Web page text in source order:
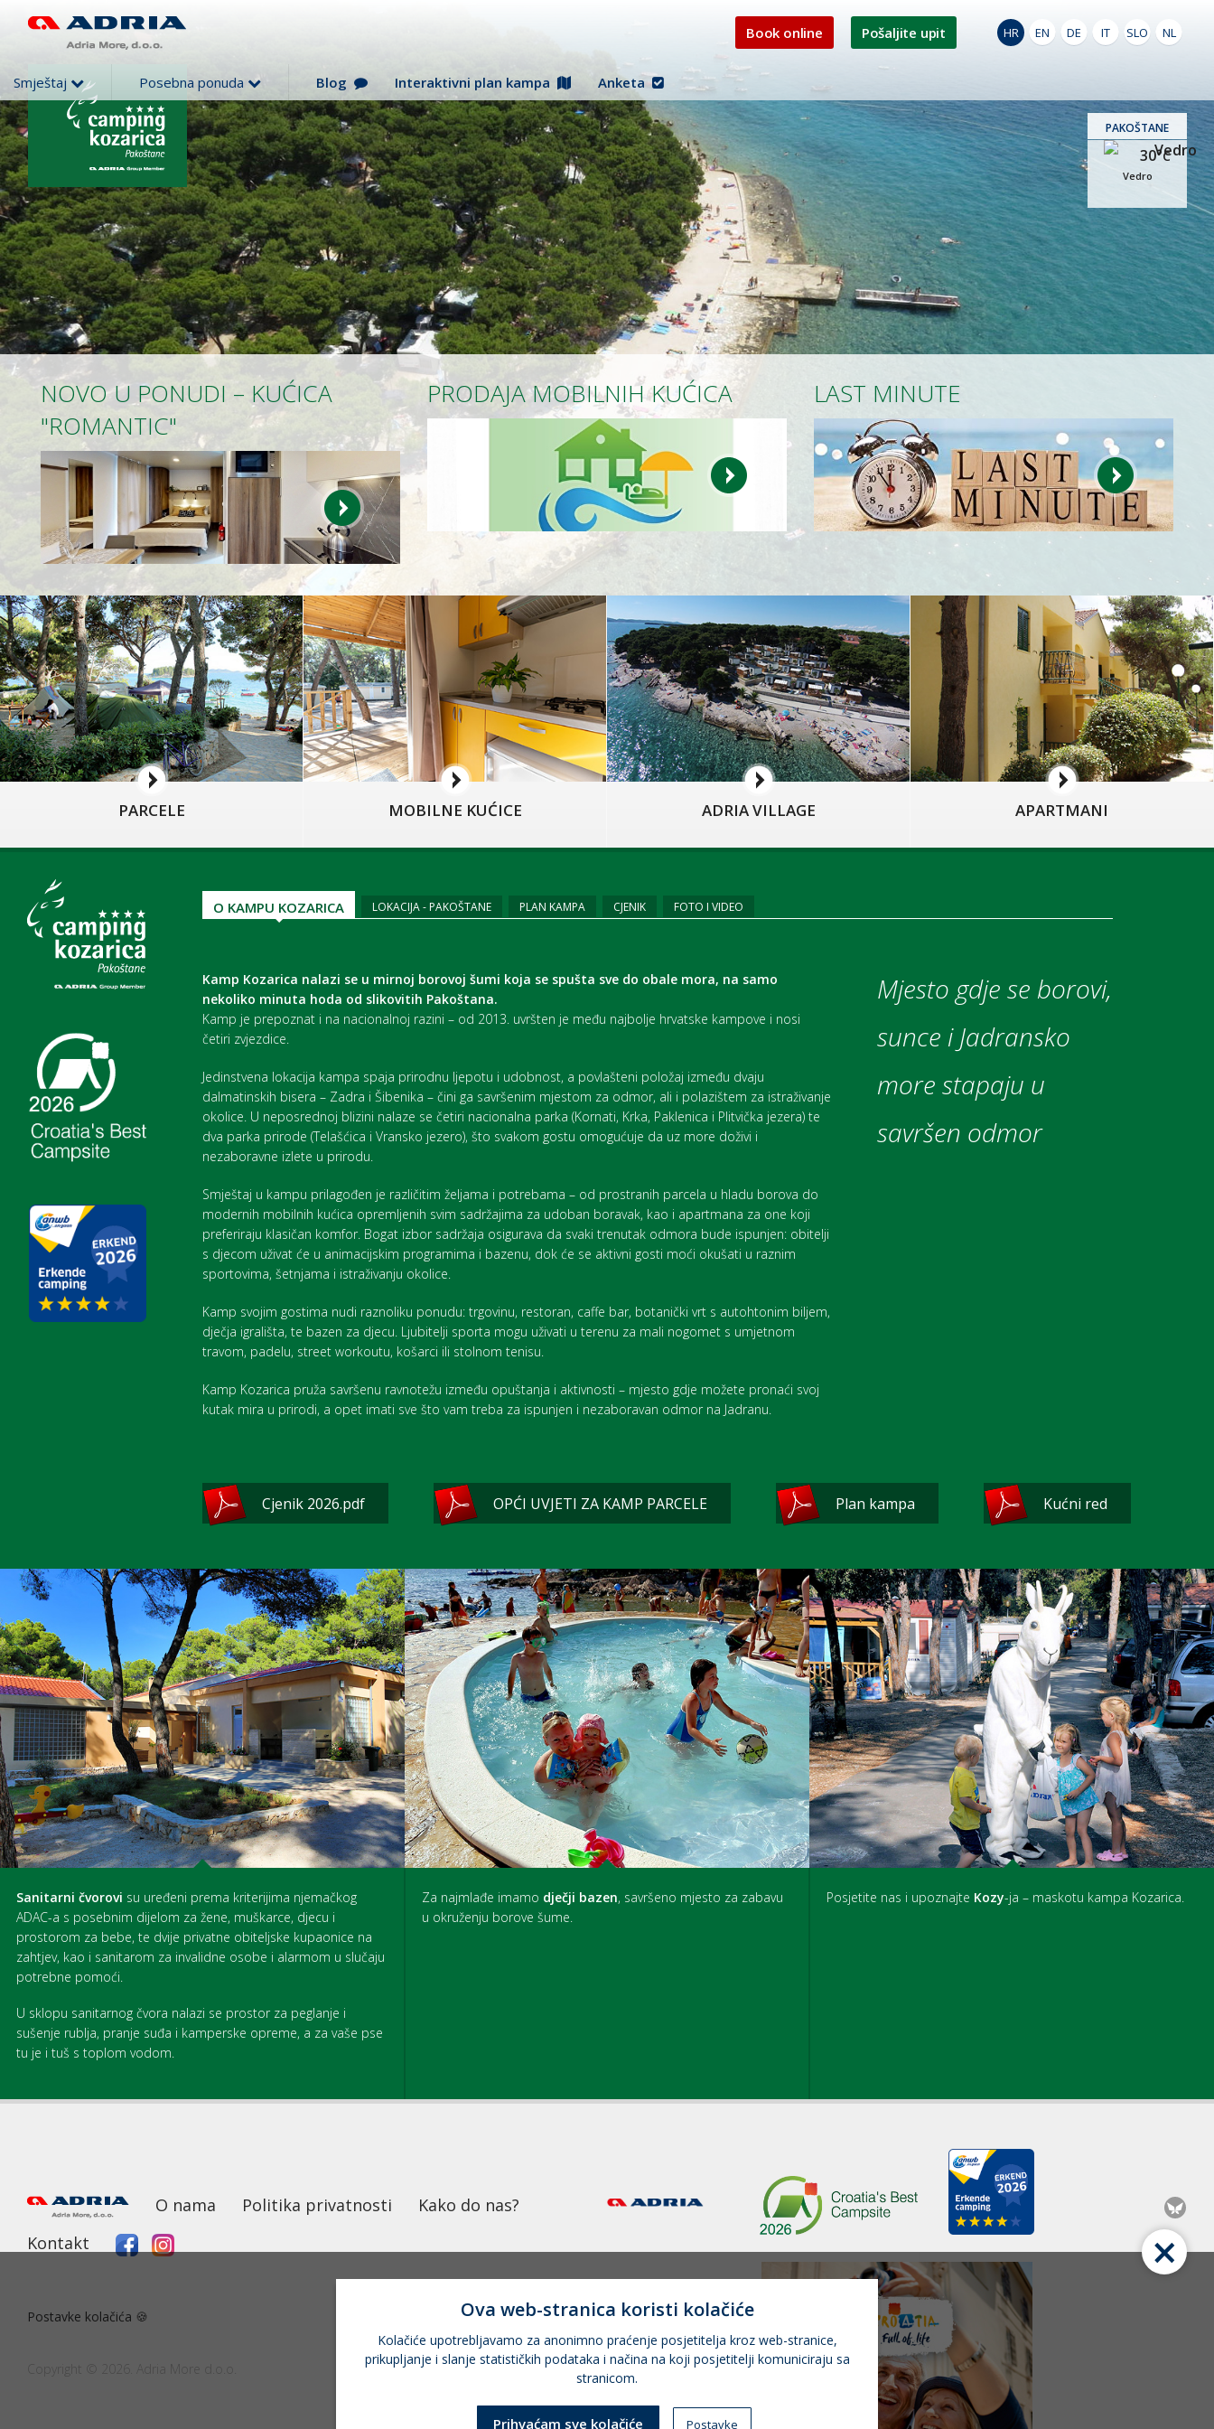
HR EN DE IT SLO NL
Book online Pošaljite upit
Smještaj Posebna ponuda Blog Interaktivni plan kampa Anketa
PAKOŠTANE
30°C
Vedro
NOVO U PONUDI – KUĆICA
"ROMANTIC"
PRODAJA MOBILNIH KUĆICA LAST MINUTE
PARCELE MOBILNE KUĆICE ADRIA VILLAGE APARTMANI
O KAMPU KOZARICA LOKACIJA - PAKOŠTANE PLAN KAMPA CJENIK FOTO I VIDEO
Kamp Kozarica nalazi se u mirnoj borovoj šumi koja se spušta sve do obale mora, na samo
nekoliko minuta hoda od slikovitih Pakoštana.
Kamp je prepoznat i na nacionalnoj razini – od 2013. uvršten je među najbolje hrvatske kampove i nosi
četiri zvjezdice.
Jedinstvena lokacija kampa spaja prirodnu ljepotu i udobnost, a povlašteni položaj između dvaju
dalmatinskih bisera – Zadra i Šibenika – čini ga savršenim mjestom za odmor, ali i polazištem za istraživanje
okolice. U neposrednoj blizini nalaze se četiri nacionalna parka (Kornati, Krka, Paklenica i Plitvička jezera) te
dva parka prirode (Telašćica i Vransko jezero), što svakom gostu omogućuje da uz more doživi i
nezaboravne izlete u prirodu.
Smještaj u kampu prilagođen je različitim željama i potrebama – od prostranih parcela u hladu borova do
modernih mobilnih kućica opremljenih svim sadržajima za udoban boravak, kao i apartmana za one koji
preferiraju klasičan komfor. Bogat izbor sadržaja osigurava da svaki trenutak odmora bude ispunjen: obitelji
s djecom uživat će u animacijskim programima i bazenu, dok će se aktivni gosti moći okušati u raznim
sportovima, šetnjama i istraživanju okolice.
Kamp svojim gostima nudi raznoliku ponudu: trgovinu, restoran, caffe bar, botanički vrt s autohtonim biljem,
dječja igrališta, te bazen za djecu. Ljubitelji sporta mogu uživati u terenu za mali nogomet s umjetnom
travom, padelu, street workoutu, košarci ili stolnom tenisu.
Kamp Kozarica pruža savršenu ravnotežu između opuštanja i aktivnosti – mjesto gdje možete pronaći svoj
kutak mira u prirodi, a opet imati sve što vam treba za ispunjen i nezaboravan odmor na Jadranu.
Mjesto gdje se borovi,
sunce i Jadransko
more stapaju u
savršen odmor
Cjenik 2026.pdf OPĆI UVJETI ZA KAMP PARCELE Plan kampa Kućni red
Sanitarni čvorovi su uređeni prema kriterijima njemačkog
ADAC-a s posebnim dijelom za žene, muškarce, djecu i
prostorom za bebe, te dvije privatne obiteljske kupaonice na
zahtjev, kao i sanitarom za invalidne osobe i alarmom u slučaju
potrebne pomoći.
U sklopu sanitarnog čvora nalazi se prostor za peglanje i
sušenje rublja, pranje suđa i kamperske opreme, a za vaše pse
tu je i tuš s toplom vodom.
Za najmlađe imamo dječji bazen, savršeno mjesto za zabavu
u okruženju borove šume.
Posjetite nas i upoznajte Kozy-ja – maskotu kampa Kozarica.
O nama Politika privatnosti
Kako do nas?
Kontakt
Postavke kolačića 🍪
Copyright © 2026. Adria More d.o.o.
×
Ova web-stranica koristi kolačiće
Kolačiće upotrebljavamo za anonimno praćenje posjetitelja kroz web-stranice,
prikupljanje i slanje statističkih podataka i načina na koji posjetitelji komuniciraju sa
stranicom.
Prihvaćam sve kolačiće Postavke